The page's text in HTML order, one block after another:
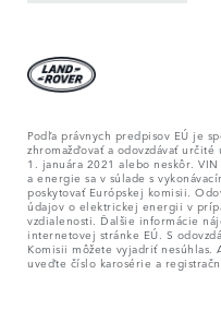
Podľa právnych predpisov EÚ je
zhromažďovať a odovzdávať
1. januára 2021 alebo neskôr.
a energie sa v súlade s
poskytovať Európskej komisii.
údajov o elektrickej energii v
vzdialenosti. Ďalšie informácie
internetovej stránke EÚ. S
Komisii môžete vyjadriť nesúhlas.
uveďte číslo karosérie a